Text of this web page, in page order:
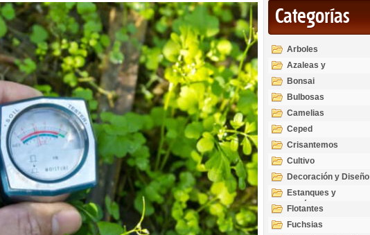
Categorías
Arboles
Azaleas y
Rododendros
Bonsai
Bulbosas
Camelias
Ceped
Crisantemos
Cultivo
Decoración y Diseño
Estanques y
Acuáticas
Flotantes
Fuchsias